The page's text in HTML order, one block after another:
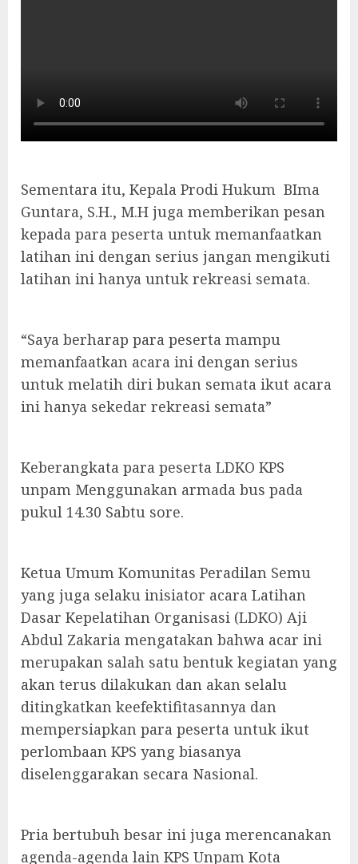
Sementara itu, Kepala Prodi Hukum BIma
Guntara, S.H., M.H juga memberikan pesan
kepada para peserta untuk memanfaatkan
latihan ini dengan serius jangan mengikuti
latihan ini hanya untuk rekreasi semata.
“Saya berharap para peserta mampu
memanfaatkan acara ini dengan serius
untuk melatih diri bukan semata ikut acara
ini hanya sekedar rekreasi semata”
Keberangkata para peserta LDKO KPS
unpam Menggunakan armada bus pada
pukul 14.30 Sabtu sore.
Ketua Umum Komunitas Peradilan Semu
yang juga selaku inisiator acara Latihan
Dasar Kepelatihan Organisasi (LDKO) Aji
Abdul Zakaria mengatakan bahwa acar ini
merupakan salah satu bentuk kegiatan yang
akan terus dilakukan dan akan selalu
ditingkatkan keefektifitasannya dan
mempersiapkan para peserta untuk ikut
perlombaan KPS yang biasanya
diselenggarakan secara Nasional.
Pria bertubuh besar ini juga merencanakan
agenda-agenda lain KPS Unpam Kota